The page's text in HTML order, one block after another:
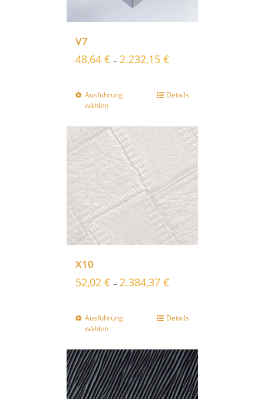
V7
48,64 € – 2.232,15 €
Ausführung
wählen
Details
X10
52,02 € – 2.384,37 €
Ausführung
wählen
Details